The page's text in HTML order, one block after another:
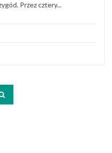
Przez cztery...